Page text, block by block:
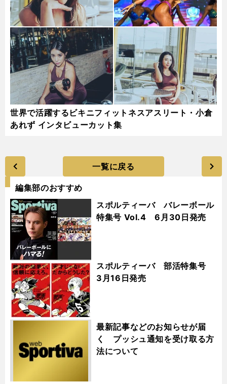
世界で活躍するビキニフィットネスアスリート・小倉
あれず インタビューカット集
一覧に戻る
編集部のおすすめ
スポルティーバ バレーボール
特集号 Vol.4 6月30日発売
スポルティーバ 部活特集号
3月16日発売
最新記事などのお知らせが届
く プッシュ通知を受け取る方
法について